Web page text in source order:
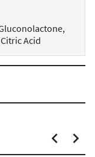
Acid